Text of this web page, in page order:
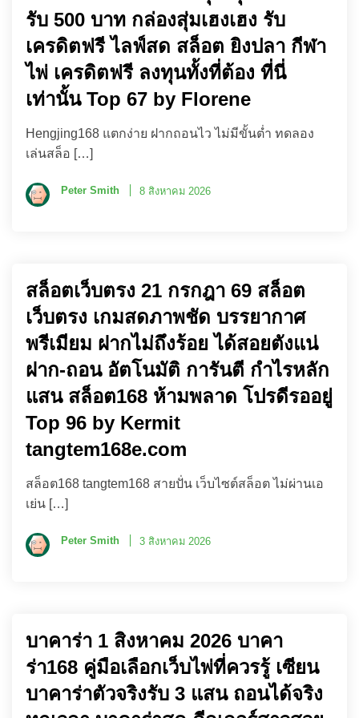
รับ 500 บาท กล่องสุ่มเฮงเฮง รับ
เครดิตฟรี ไลฟ์สด สล็อต ยิงปลา กีฬา
ไพ่ เครดิตฟรี ลงทุนทั้งที่ต้อง ที่นี่
เท่านั้น Top 67 by Florene
Hengjing168 แตกง่าย ฝากถอนไว ไม่มีขั้นต่ำ ทดลอง
เล่นสล็อ […]
Peter Smith 8 สิงหาคม 2026
สล็อตเว็บตรง 21 กรกฎา 69 สล็อต
เว็บตรง เกมสดภาพชัด บรรยากาศ
พรีเมียม ฝากไม่ถึงร้อย ได้สอยตังแน่
ฝาก-ถอน อัตโนมัติ การันตี กำไรหลัก
แสน สล็อต168 ห้ามพลาด โปรดีรออยู่
Top 96 by Kermit
tangtem168e.com
สล็อต168 tangtem168 สายปั่น เว็บไซต์สล็อต ไม่ผ่านเอ
เย่น […]
Peter Smith 3 สิงหาคม 2026
บาคาร่า 1 สิงหาคม 2026 บาคา
ร่า168 คู่มือเลือกเว็บไพ่ที่ควรรู้ เซียน
บาคาร่าตัวจริงรับ 3 แสน ถอนได้จริง